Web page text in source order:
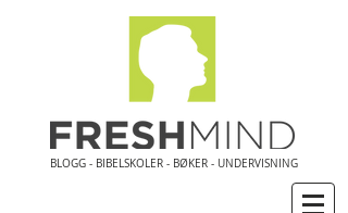
BLOGG - BIBELSKOLER - BØKER - UNDERVISNING